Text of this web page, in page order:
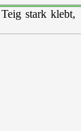
stark klebt,